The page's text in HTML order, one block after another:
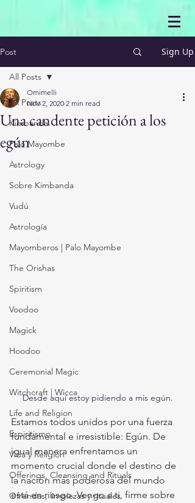
Post Sign Up
All Posts
Kimbanda
Palo Mayombe
Astrology
Sobre Kimbanda
Vudú
Astrología
Mayomberos | Palo Mayombe
The Orishas
Spiritism
Voodoo
Magick
Hoodoo
Ceremonial Magic
Witchcraft | Wicca
Life and Religion
Espiritismo
Vida y Religión
Offerings, Cleansing and Rituals
Ofrendas, limpiezas y rituales
All Posts
Una candente petición a los
egún
Omimelli
Nov 2, 2020 2 min read
Desde aquí estoy pidiendo a mis egún.
Estamos todos unidos por una fuerza
fundamental e irresistible: Egún. De
igual manera enfrentamos un
momento crucial donde el destino de
la nación más poderosa del mundo
está en riesgo. Vengo a ti, firme sobre